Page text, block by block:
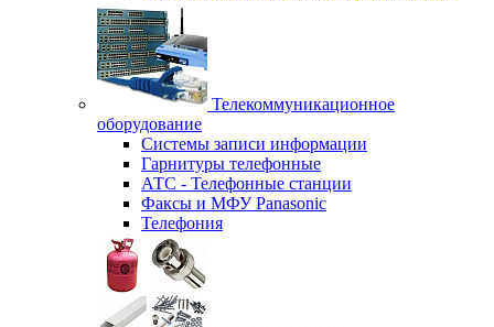
Телекоммуникационное
оборудование
Системы записи информации
Гарнитуры телефонные
АТС - Телефонные станции
Факсы и МФУ Panasonic
Телефония